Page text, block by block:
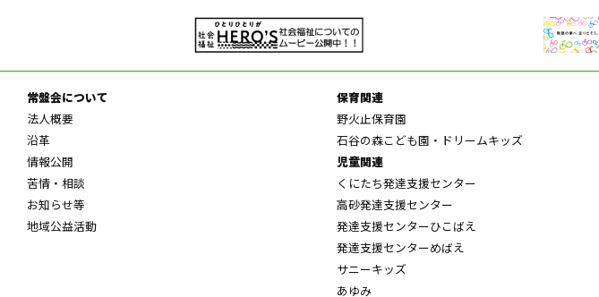
常盤会について
法人概要
沿革
情報公開
苦情・相談
お知らせ等
地域公益活動
保育関連
野火止保育園
石谷の森こども園・ドリームキッズ
児童関連
くにたち発達支援センター
高砂発達支援センター
発達支援センターひこばえ
発達支援センターめばえ
サニーキッズ
あゆみ